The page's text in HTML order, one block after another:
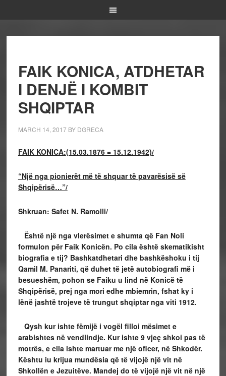
FAIK KONICA, ATDHETAR
I DENJË I KOMBIT
SHQIPTAR
MARCH 14, 2017BY DGRECA
FAIK KONICA:(15.03.1876 = 15.12.1942)/
“Një nga pionierët më të shquar të pavarësisë së
Shqipërisë…”/
Shkruan: Safet N. Ramolli/
Është një nga vlerësimet e shumta që Fan Noli
formulon për Faik Konicën. Po cila është skematikisht
biografia e tij? Bashkatdhetari dhe bashkëshoku i tij
Qamil M. Panariti, që duhet të jetë autobiografi më i
besueshëm, pohon se Faiku u lind në Konicë të
Shqipërisë, prej nga mori edhe mbiemrin, fshat ky i
lënë jashtë trojeve të trungut shqiptar nga viti 1912.
Qysh kur ishte fëmijë i vogël filloi mësimet e
arabishtes në vendlindje. Kur ishte 9 vjeç shkoi pas të
motrës, e cila ishte martuar me një oficer, në Shkodër.
Kështu iu krijua mundësia që të vijojë një vit në
Shkollën e Jezuitëve. Mandej do të vijojë një vit në një